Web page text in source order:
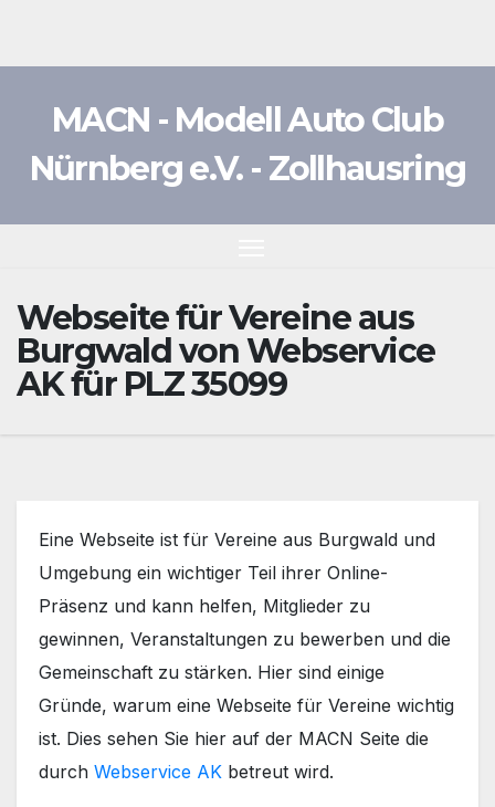
MACN - Modell Auto Club
Nürnberg e.V. - Zollhausring
Webseite für Vereine aus
Burgwald von Webservice
AK für PLZ 35099
Eine Webseite ist für Vereine aus Burgwald und
Umgebung ein wichtiger Teil ihrer Online-
Präsenz und kann helfen, Mitglieder zu
gewinnen, Veranstaltungen zu bewerben und die
Gemeinschaft zu stärken. Hier sind einige
Gründe, warum eine Webseite für Vereine wichtig
ist. Dies sehen Sie hier auf der MACN Seite die
durch Webservice AK betreut wird.